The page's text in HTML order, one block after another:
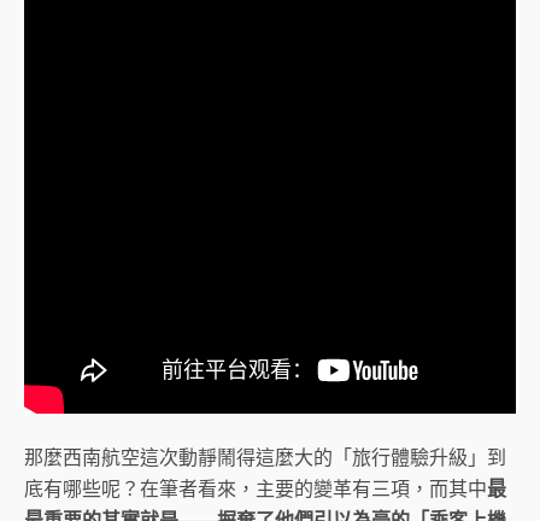
那麼西南航空這次動靜鬧得這麼大的「旅行體驗升級」到
底有哪些呢？在筆者看來，主要的變革有三項，而其中最